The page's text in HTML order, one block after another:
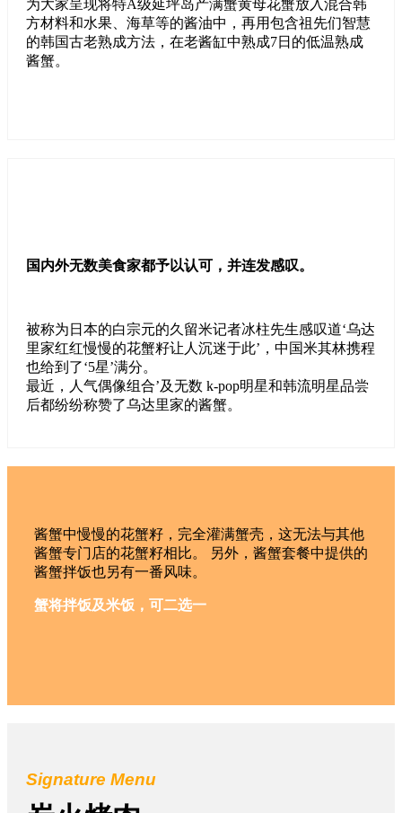
为大家呈现将特A级延坪岛产满蟹黄母花蟹放入混合韩
方材料和水果、海草等的酱油中，再用包含祖先们智慧
的韩国古老熟成方法，在老酱缸中熟成7日的低温熟成
酱蟹。
国内外无数美食家都予以认可，并连发感叹。
被称为日本的白宗元的久留米记者冰柱先生感叹道‘乌达
里家红红慢慢的花蟹籽让人沉迷于此’，中国米其林携程
也给到了‘5星’满分。
最近，人气偶像组合’及无数 k-pop明星和韩流明星品尝
后都纷纷称赞了乌达里家的酱蟹。
酱蟹中慢慢的花蟹籽，完全灌满蟹壳，这无法与其他
酱蟹专门店的花蟹籽相比。 另外，酱蟹套餐中提供的
酱蟹拌饭也另有一番风味。
蟹将拌饭及米饭，可二选一
Signature Menu